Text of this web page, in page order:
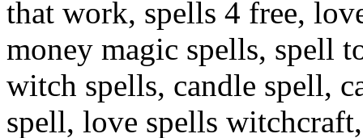
that work, spells 4 free,
money magic spells, spell
witch spells, candle spell,
spell, love spells